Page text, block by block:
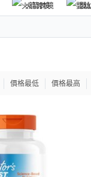
火箭跨境 嬰
價格最低 價格最高